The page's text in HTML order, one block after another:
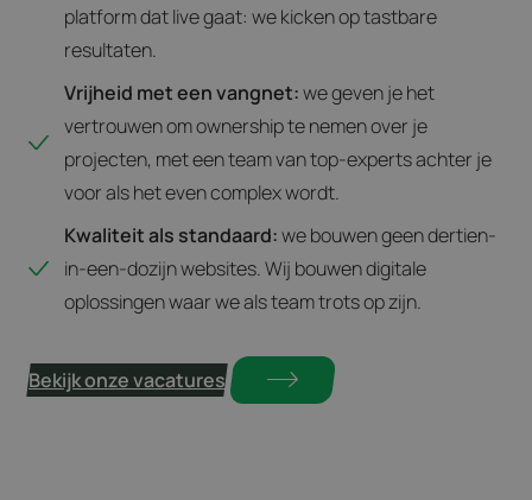
platform dat live gaat: we kicken op tastbare
resultaten.
Vrijheid met een vangnet:we geven je het
vertrouwen om ownership te nemen over je
projecten, met een team van top-experts achter je
voor als het even complex wordt.
Kwaliteit als standaard:we bouwen geen dertien-
in-een-dozijn websites. Wij bouwen digitale
oplossingen waar we als team trots op zijn.
Bekijk onze vacatures